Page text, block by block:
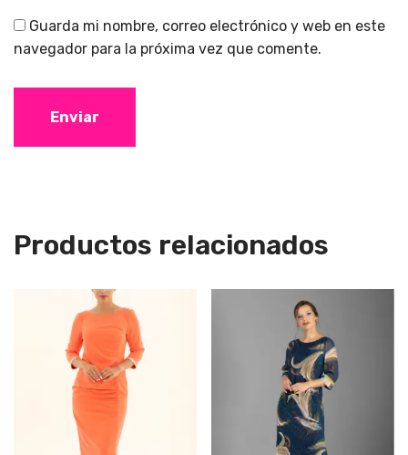
Guarda mi nombre, correo electrónico y web en este
navegador para la próxima vez que comente.
Productos relacionados